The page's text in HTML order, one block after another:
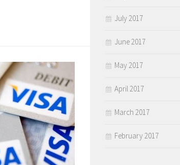
July 2017
June 2017
May 2017
April 2017
March 2017
February 2017